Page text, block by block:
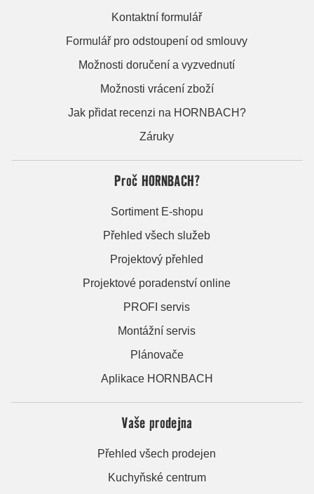
Kontaktní formulář
Formulář pro odstoupení od smlouvy
Možnosti doručení a vyzvednutí
Možnosti vrácení zboží
Jak přidat recenzi na HORNBACH?
Záruky
Proč HORNBACH?
Sortiment E-shopu
Přehled všech služeb
Projektový přehled
Projektové poradenství online
PROFI servis
Montážní servis
Plánovače
Aplikace HORNBACH
Vaše prodejna
Přehled všech prodejen
Kuchyňské centrum